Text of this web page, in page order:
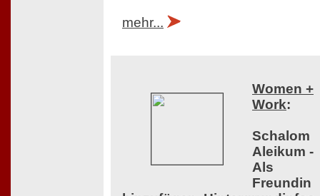
mehr...
Women +
Work:
Schalom
Aleikum -
Als
Freundin